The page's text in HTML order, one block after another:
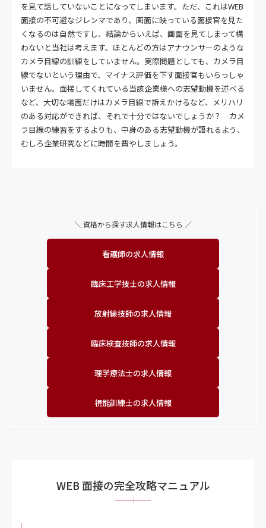
を見て話していないことになってしまいます。ただ、これはWEB
面接の不可避なジレンマであり、画面に映っている面接官を見た
くなるのは自然ですし、結論からいえば、画面を見てしまって構
わないと当社は考えます。ほとんどの方はアナウンサーのような
カメラ目線の訓練をしていません。実際問題としても、カメラ目
線でないという理由で、マイナス評価を下す面接官もいらっしゃ
いません。面接してくれている当該企業様への志望動機を述べる
など、大切な場面だけはカメラ目線で訴えかけるなど、メリハリ
のある対応ができれば、それで十分ではないでしょうか？ カメ
ラ目線の練習をするよりも、中身のある志望動機が語れるよう、
むしろ企業研究などに時間を費やしましょう。
＼ 資格から探す求人情報はこちら ／
看護師の求人情報
臨床工学技士の求人情報
放射線技師の求人情報
臨床検査技師の求人情報
理学療法士の求人情報
視能訓練士の求人情報
WEB 面接の完全攻略マニュアル